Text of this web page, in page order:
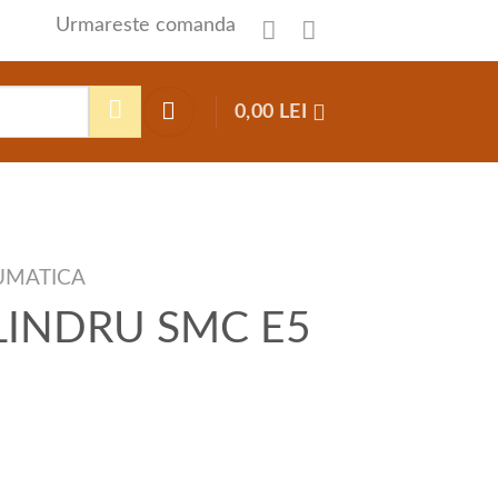
Urmareste comanda
0,00 LEI
SMC E5